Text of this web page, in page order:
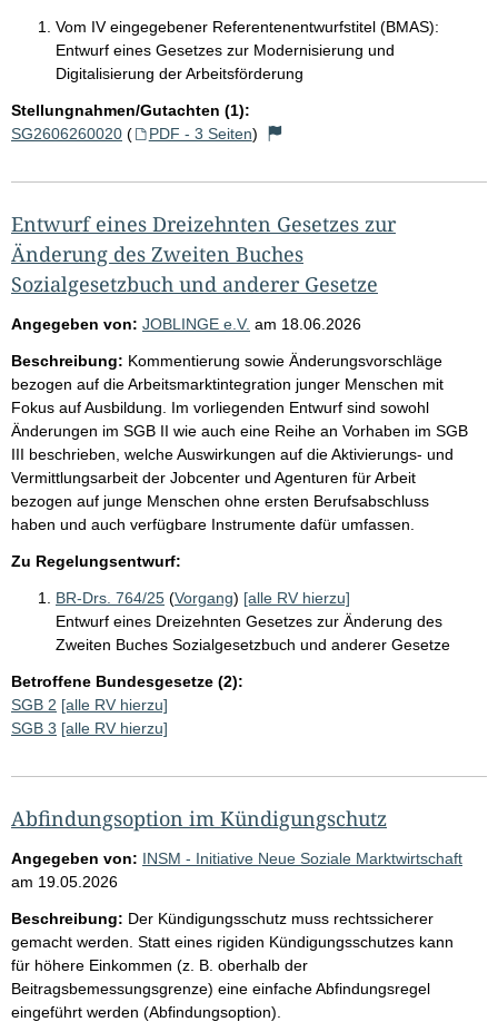
Vom IV eingegebener Referentenentwurfstitel (BMAS):
Entwurf eines Gesetzes zur Modernisierung und
Digitalisierung der Arbeitsförderung
Stellungnahmen/Gutachten (1):
SG2606260020 ( PDF - 3 Seiten)
Entwurf eines Dreizehnten Gesetzes zur
Änderung des Zweiten Buches
Sozialgesetzbuch und anderer Gesetze
Angegeben von: JOBLINGE e.V. am 18.06.2026
Beschreibung: Kommentierung sowie Änderungsvorschläge
bezogen auf die Arbeitsmarktintegration junger Menschen mit
Fokus auf Ausbildung. Im vorliegenden Entwurf sind sowohl
Änderungen im SGB II wie auch eine Reihe an Vorhaben im SGB
III beschrieben, welche Auswirkungen auf die Aktivierungs- und
Vermittlungsarbeit der Jobcenter und Agenturen für Arbeit
bezogen auf junge Menschen ohne ersten Berufsabschluss
haben und auch verfügbare Instrumente dafür umfassen.
Zu Regelungsentwurf:
BR-Drs. 764/25 (Vorgang) [alle RV hierzu]
Entwurf eines Dreizehnten Gesetzes zur Änderung des
Zweiten Buches Sozialgesetzbuch und anderer Gesetze
Betroffene Bundesgesetze (2):
SGB 2 [alle RV hierzu]
SGB 3 [alle RV hierzu]
Abfindungsoption im Kündigungschutz
Angegeben von: INSM - Initiative Neue Soziale Marktwirtschaft
am 19.05.2026
Beschreibung: Der Kündigungsschutz muss rechtssicherer
gemacht werden. Statt eines rigiden Kündigungsschutzes kann
für höhere Einkommen (z. B. oberhalb der
Beitragsbemessungsgrenze) eine einfache Abfindungsregel
eingeführt werden (Abfindungsoption).